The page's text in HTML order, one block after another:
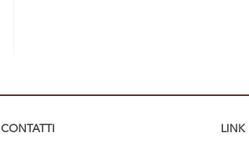
CONTATTI LINK